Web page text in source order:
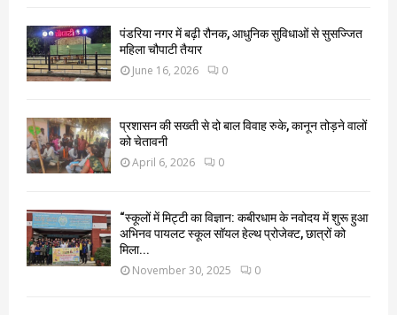
पंडरिया नगर में बढ़ी रौनक, आधुनिक सुविधाओं से सुसज्जित
महिला चौपाटी तैयार
June 16, 2026 0
प्रशासन की सख्ती से दो बाल विवाह रुके, कानून तोड़ने वालों
को चेतावनी
April 6, 2026 0
“स्कूलों में मिट्टी का विज्ञान: कबीरधाम के नवोदय में शुरू हुआ
अभिनव पायलट स्कूल सॉयल हेल्थ प्रोजेक्ट, छात्रों को
मिला...
November 30, 2025 0